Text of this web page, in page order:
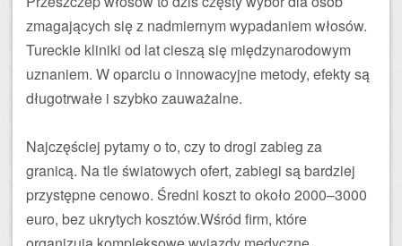
zmagających się z nadmiernym wypadaniem włosów.
Tureckie kliniki od lat cieszą się międzynarodowym
uznaniem. W oparciu o innowacyjne metody, efekty są
długotrwałe i szybko zauważalne.
Najczęściej pytamy o to, czy to drogi zabieg za
granicą. Na tle światowych ofert, zabiegi są bardziej
przystępne cenowo. Średni koszt to około 2000–3000
euro, bez ukrytych kosztów.Wśród firm, które